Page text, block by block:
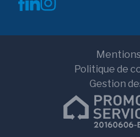
Politique de
Gestion